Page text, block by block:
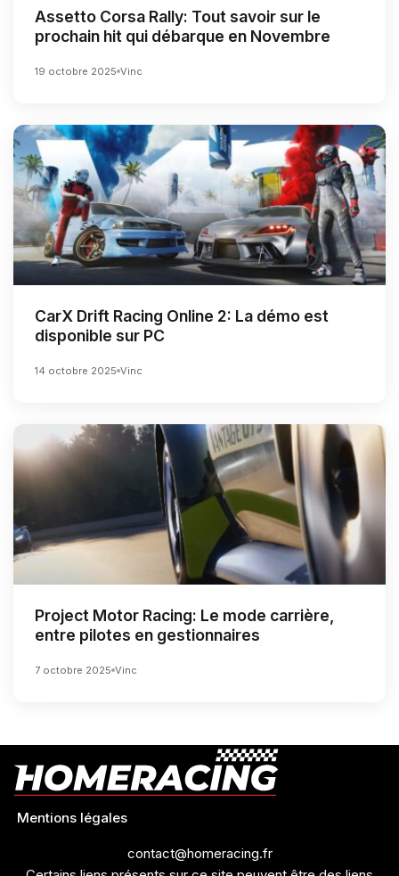
Assetto Corsa Rally: Tout savoir sur le
prochain hit qui débarque en Novembre
19 octobre 2025 Vinc
CarX Drift Racing Online 2: La démo est
disponible sur PC
14 octobre 2025 Vinc
Project Motor Racing: Le mode carrière,
entre pilotes en gestionnaires
7 octobre 2025 Vinc
Mentions légales
contact@homeracing.fr